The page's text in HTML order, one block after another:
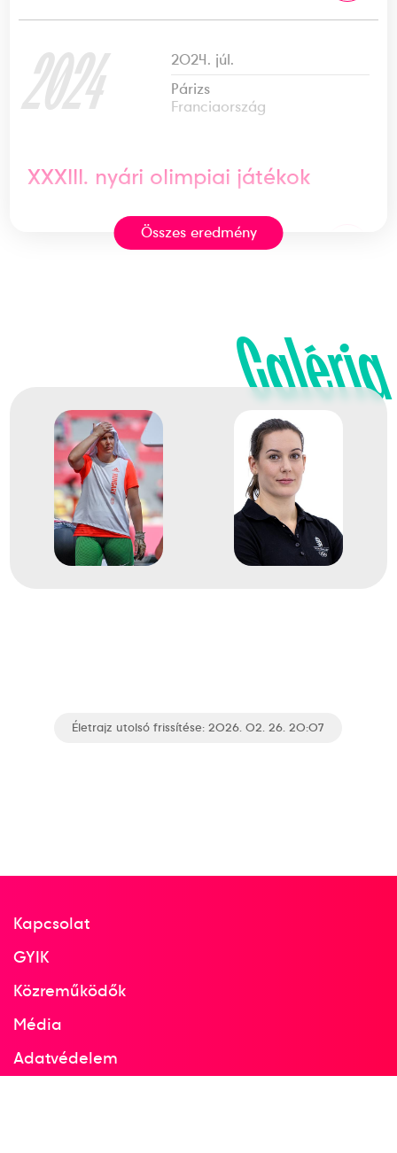
2024
2024. júl.
Párizs
Franciaország
XXXIII. nyári olimpiai játékok
Dobószámok kalapácsvetés
Nagy-Britannia
XVI. atlétikai világbajnokság
Dobószámok kalapácsvetés
2019
Összes eredmény
Galéria
Életrajz utolsó frissítése: 2026. 02. 26. 20:07
Kapcsolat
GYIK
Közreműködők
Média
Adatvédelem